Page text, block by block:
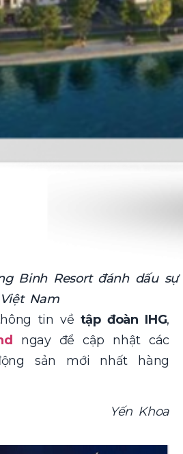
Binh Resort đánh dấu
Nam
tin về tập đoàn IHG,
ngay để cập nhật các
sản mới nhất hàng
Yến Khoa